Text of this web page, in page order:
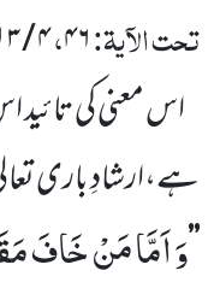
تحت الآیۃ:۴۶،۴/
اس معنی کی
ہے،ارشادِ باری
’’وَ اَمَّا مَنْ خَافَ